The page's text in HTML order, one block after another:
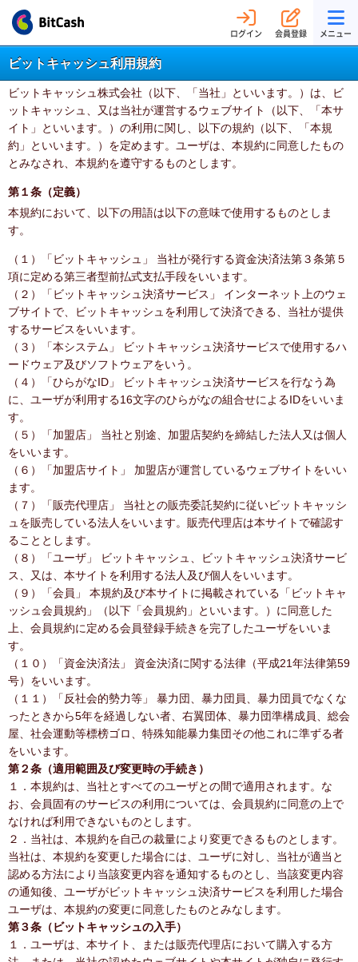
ログイン 会員登録 メニュー
ビットキャッシュ利用規約
ビットキャッシュ株式会社（以下、「当社」といいます。）は、ビ
ットキャッシュ、又は当社が運営するウェブサイト（以下、「本サ
イト」といいます。）の利用に関し、以下の規約（以下、「本規
約」といいます。）を定めます。ユーザは、本規約に同意したもの
とみなされ、本規約を遵守するものとします。
第１条（定義）
本規約において、以下の用語は以下の意味で使用するものとしま
す。
（１）「ビットキャッシュ」 当社が発行する資金決済法第３条第５
項に定める第三者型前払式支払手段をいいます。
（２）「ビットキャッシュ決済サービス」 インターネット上のウェ
ブサイトで、ビットキャッシュを利用して決済できる、当社が提供
するサービスをいいます。
（３）「本システム」 ビットキャッシュ決済サービスで使用するハ
ードウェア及びソフトウェアをいう。
（４）「ひらがなID」 ビットキャッシュ決済サービスを行なう為
に、ユーザが利用する16文字のひらがなの組合せによるIDをいいま
す。
（５）「加盟店」 当社と別途、加盟店契約を締結した法人又は個人
をいいます。
（６）「加盟店サイト」 加盟店が運営しているウェブサイトをいい
ます。
（７）「販売代理店」 当社との販売委託契約に従いビットキャッシ
ュを販売している法人をいいます。販売代理店は本サイトで確認す
ることとします。
（８）「ユーザ」 ビットキャッシュ、ビットキャッシュ決済サービ
ス、又は、本サイトを利用する法人及び個人をいいます。
（９）「会員」 本規約及び本サイトに掲載されている「ビットキャ
ッシュ会員規約」（以下「会員規約」といいます。）に同意した
上、会員規約に定める会員登録手続きを完了したユーザをいいま
す。
（１０）「資金決済法」 資金決済に関する法律（平成21年法律第59
号）をいいます。
（１１）「反社会的勢力等」 暴力団、暴力団員、暴力団員でなくな
ったときから5年を経過しない者、右翼団体、暴力団準構成員、総会
屋、社会運動等標榜ゴロ、特殊知能暴力集団その他これに準ずる者
をいいます。
第２条（適用範囲及び変更時の手続き）
１．本規約は、当社とすべてのユーザとの間で適用されます。な
お、会員固有のサービスの利用については、会員規約に同意の上で
なければ利用できないものとします。
２．当社は、本規約を自己の裁量により変更できるものとします。
当社は、本規約を変更した場合には、ユーザに対し、当社が適当と
認める方法により当該変更内容を通知するものとし、当該変更内容
の通知後、ユーザがビットキャッシュ決済サービスを利用した場合
ユーザは、本規約の変更に同意したものとみなします。
第３条（ビットキャッシュの入手）
１．ユーザは、本サイト、または販売代理店において購入する方